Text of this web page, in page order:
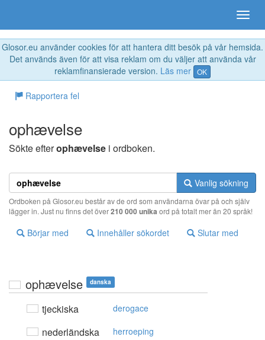
Glosor.eu använder cookies för att hantera ditt besök på vår hemsida.
Det används även för att visa reklam om du väljer att använda vår
reklamfinansierade version. Läs mer OK
Rapportera fel
ophævelse
Sökte efterophævelse i ordboken.
Vanlig sökning
Ordboken på Glosor.eu består av de ord som användarna övar på och själv
lägger in. Just nu finns det över210 000 unika ord på totalt mer än 20 språk!
Börjar med Innehåller sökordet Slutar med
ophævelse danska
tjeckiska derogace
nederländska herroeping